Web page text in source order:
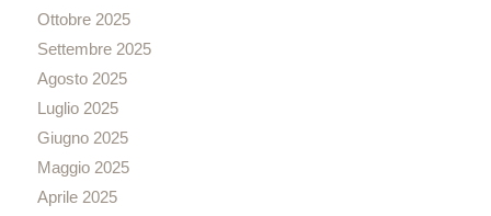
Ottobre 2025
Settembre 2025
Agosto 2025
Luglio 2025
Giugno 2025
Maggio 2025
Aprile 2025